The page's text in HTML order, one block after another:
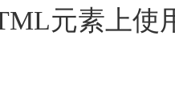
元素上使